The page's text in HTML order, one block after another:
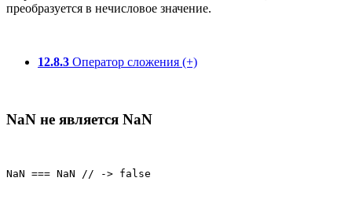
преобразуется в нечисловое значение.
12.8.3 Оператор сложения (+)
NaN не является NaN
NaN === NaN // -> false